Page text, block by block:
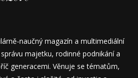
naučný magazín a multimediální
majetku, rodinné podnikání a
generacemi. Věnuje se tématům,